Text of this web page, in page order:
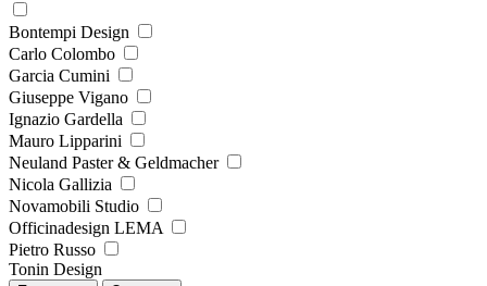
Bontempi Design
Carlo Colombo
Garcia Cumini
Giuseppe Vigano
Ignazio Gardella
Mauro Lipparini
Neuland Paster & Geldmacher
Nicola Gallizia
Novamobili Studio
Officinadesign LEMA
Pietro Russo
Tonin Design